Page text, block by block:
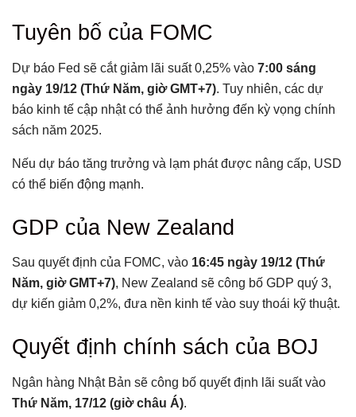
Tuyên bố của FOMC
Dự báo Fed sẽ cắt giảm lãi suất 0,25% vào 7:00 sáng
ngày 19/12 (Thứ Năm, giờ GMT+7). Tuy nhiên, các dự
báo kinh tế cập nhật có thể ảnh hưởng đến kỳ vọng chính
sách năm 2025.
Nếu dự báo tăng trưởng và lạm phát được nâng cấp, USD
có thể biến động mạnh.
GDP của New Zealand
Sau quyết định của FOMC, vào 16:45 ngày 19/12 (Thứ
Năm, giờ GMT+7), New Zealand sẽ công bố GDP quý 3,
dự kiến giảm 0,2%, đưa nền kinh tế vào suy thoái kỹ thuật.
Quyết định chính sách của BOJ
Ngân hàng Nhật Bản sẽ công bố quyết định lãi suất vào
Thứ Năm, 17/12 (giờ châu Á).